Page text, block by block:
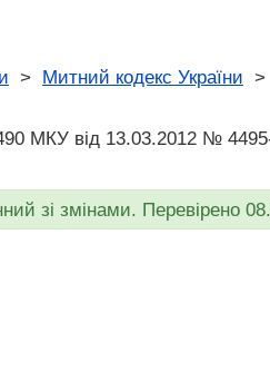
> Митний кодекс України >
МКУ від 13.03.2012 №
зі змінами. Перевірено